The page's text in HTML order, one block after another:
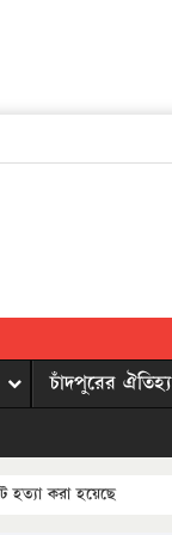
চাঁদপুরের ঐতিহ্য
হত্যা করা হয়েছে